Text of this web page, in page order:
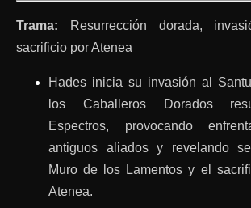
Trama: Resurrección dorada,
sacrificio por Atenea
Hades inicia su invasión al
los Caballeros Dorados
Espectros, provocando
antiguos aliados y revelando
Muro de los Lamentos y el
Atenea.